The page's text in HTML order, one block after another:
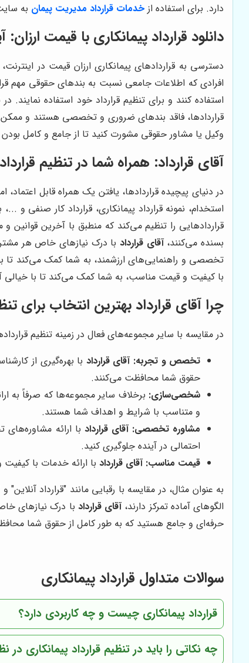
دارد. برای استفاده از خدمات قرارداد مدیریت پیمان به
دانلود قرارداد پیمانکاری با قیمت
دسترسی به قراردادهای پیمانکاری ارزان قیمت در
افرادی که اطلاعات جامعی نسبت به بندهای حقوقی مهم
استفاده کنند و برای تنظیم قرارداد خود استفاده
قراردادها، فاقد بندهای ضروری و تخصصی هستند و ممکن
وکیل یا مشاور حقوقی مشورت کنید تا از جامع و کامل
آقای قرارداد: همراه شما در تنظیم
در دنیای پیچیده قراردادها، یافتن یک همراه قابل
استخدام، نمونه قرارداد پیمانکاری، قرارداد کار صنفی
قراردادهایی را تنظیم می‌کند که منطبق با آخرین
بسنده می‌کنند،آقای قراردادبا درک نیازهای خاص هر
تخصصی و راهنمایی‌های ارزشمند، به شما کمک می‌کند تا
با کیفیت و قیمت مناسب، به شما کمک می‌کند تا با
چرا آقای قرارداد بهترین انتخاب برای
در مقایسه با سایر مجموعه‌های فعال در زمینه تنظیم
تخصص و تجربه: آقای قرارداد با بهره‌گیری از
حقوق شما محافظت می‌کنند.
شخصی‌سازی: برخلاف سایر مجموعه‌ها که صرفاً به
و متناسب با شرایط و اهداف شما هستند.
مشاوره تخصصی: آقای قرارداد با ارائه
احتمالی در آینده جلوگیری کنید.
قیمت مناسب: آقای قراردادبا ارائه خدمات با
به عنوان مثال، در مقایسه با رقبایی مانند "قرارداد آنلاین" و
الگوهای آماده تمرکز دارند،آقای قرارداد با درک نیازهای
حرفه‌ای و جامع هستید که به طور کامل از حقوق شما
سوالات متداول قرارداد پیمانکاری
قرارداد پیمانکاری چیست و چه کاربردی دارد؟
چه نکاتی را باید در تنظیم قرارداد پیمانکاری در